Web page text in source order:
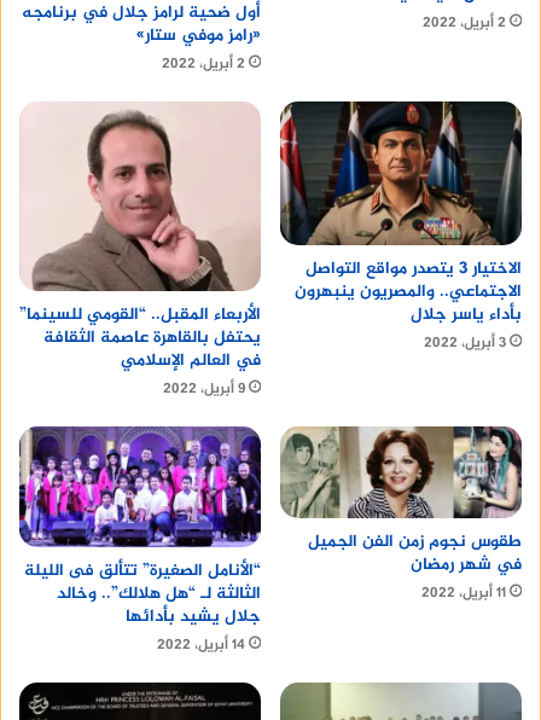
2 أبريل، 2022
أول ضحية لرامز جلال في برنامجه
«رامز موفي ستار»
2 أبريل، 2022
الاختيار 3 يتصدر مواقع التواصل
الاجتماعي.. والمصريون ينبهرون
بأداء ياسر جلال
3 أبريل، 2022
الأربعاء المقبل.. “القومي للسينما”
يحتفل بالقاهرة عاصمة الثقافة
في العالم الإسلامي
9 أبريل، 2022
طقوس نجوم زمن الفن الجميل
في شهر رمضان
11 أبريل، 2022
“الأنامل الصغيرة” تتألق فى الليلة
الثالثة لـ “هل هلالك”.. وخالد
جلال يشيد بأدائها
14 أبريل، 2022